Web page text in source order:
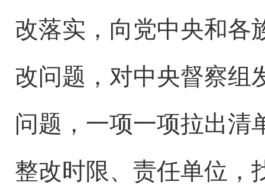
改落实，向党中央和各
改问题，对中央督察组
问题，一项一项拉出清
整改时限、责任单位，